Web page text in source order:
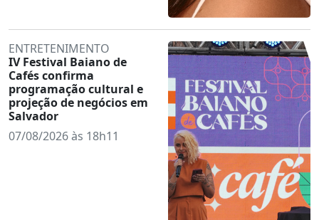
ENTRETENIMENTO
IV Festival Baiano de
Cafés confirma
programação cultural e
projeção de negócios em
Salvador
07/08/2026 às 18h11